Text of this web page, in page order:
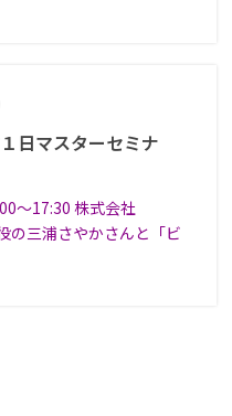
日マスターセミナ
〜17:30 株式会社
の三浦さやかさんと「ビ